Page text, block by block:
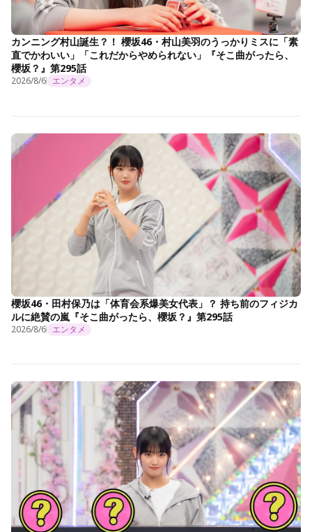
カンニング村山誕生？！ 櫻坂46・村山美羽のうっかりミスに「素
直でかわいい」「これだからやめられない」『そこ曲がったら、
櫻坂？』第295話
2026/8/6 エンタメ
櫻坂46・田村保乃は「体育会系爆美女代表」？ 持ち前のフィジカ
ルに絶賛の嵐『そこ曲がったら、櫻坂？』第295話
2026/8/6 エンタメ